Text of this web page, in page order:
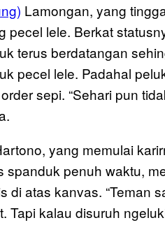
Lamongan, yang
pecel lele. Berkat
terus berdatangan
pecel lele. Padahal
sepi. “Sehari pun
yang memulai
spanduk penuh waktu,
di atas kanvas. “Teman
Tapi kalau disuruh